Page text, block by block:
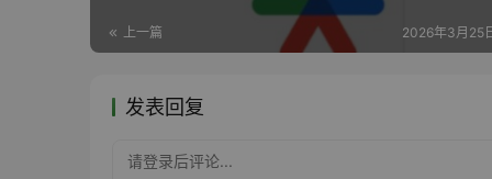
上一篇 2026年3月25
发表回复
请登录后评论...